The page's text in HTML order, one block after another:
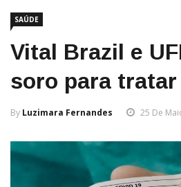
SAÚDE
Vital Brazil e
soro para
By Luzimara Fernandes 25 De